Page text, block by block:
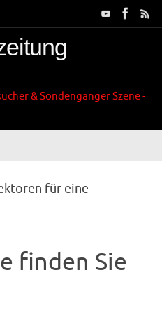
& Sondengänger Szene -
für eine
finden Sie